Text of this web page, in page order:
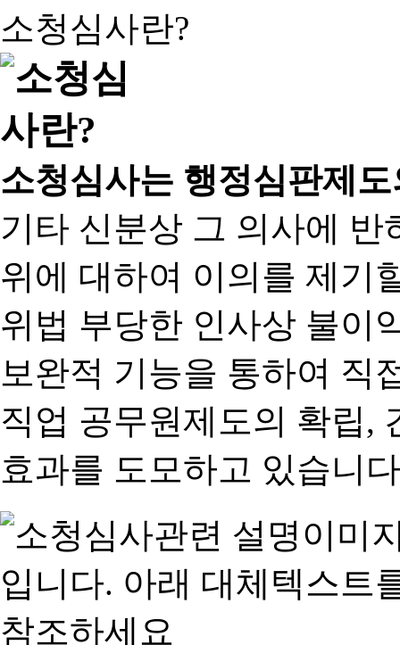
소청심사란?
소청심사는 행정심판제
기타 신분상 그 의사에
위에 대하여 이의를 제기
위법 부당한 인사상 불이
보완적 기능을 통하여 직
직업 공무원제도의 확립,
효과를 도모하고 있습니